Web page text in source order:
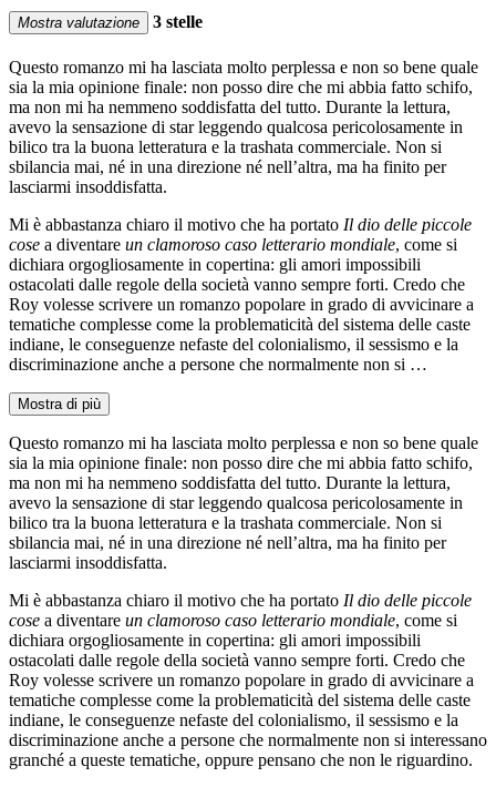
Mostra valutazione 3 stelle
Questo romanzo mi ha lasciata molto perplessa e non so bene quale
sia la mia opinione finale: non posso dire che mi abbia fatto schifo,
ma non mi ha nemmeno soddisfatta del tutto. Durante la lettura,
avevo la sensazione di star leggendo qualcosa pericolosamente in
bilico tra la buona letteratura e la trashata commerciale. Non si
sbilancia mai, né in una direzione né nell’altra, ma ha finito per
lasciarmi insoddisfatta.
Mi è abbastanza chiaro il motivo che ha portato Il dio delle piccole
cose a diventare un clamoroso caso letterario mondiale, come si
dichiara orgogliosamente in copertina: gli amori impossibili
ostacolati dalle regole della società vanno sempre forti. Credo che
Roy volesse scrivere un romanzo popolare in grado di avvicinare a
tematiche complesse come la problematicità del sistema delle caste
indiane, le conseguenze nefaste del colonialismo, il sessismo e la
discriminazione anche a persone che normalmente non si …
Mostra di più
Questo romanzo mi ha lasciata molto perplessa e non so bene quale
sia la mia opinione finale: non posso dire che mi abbia fatto schifo,
ma non mi ha nemmeno soddisfatta del tutto. Durante la lettura,
avevo la sensazione di star leggendo qualcosa pericolosamente in
bilico tra la buona letteratura e la trashata commerciale. Non si
sbilancia mai, né in una direzione né nell’altra, ma ha finito per
lasciarmi insoddisfatta.
Mi è abbastanza chiaro il motivo che ha portato Il dio delle piccole
cose a diventare un clamoroso caso letterario mondiale, come si
dichiara orgogliosamente in copertina: gli amori impossibili
ostacolati dalle regole della società vanno sempre forti. Credo che
Roy volesse scrivere un romanzo popolare in grado di avvicinare a
tematiche complesse come la problematicità del sistema delle caste
indiane, le conseguenze nefaste del colonialismo, il sessismo e la
discriminazione anche a persone che normalmente non si interessano
granché a queste tematiche, oppure pensano che non le riguardino.